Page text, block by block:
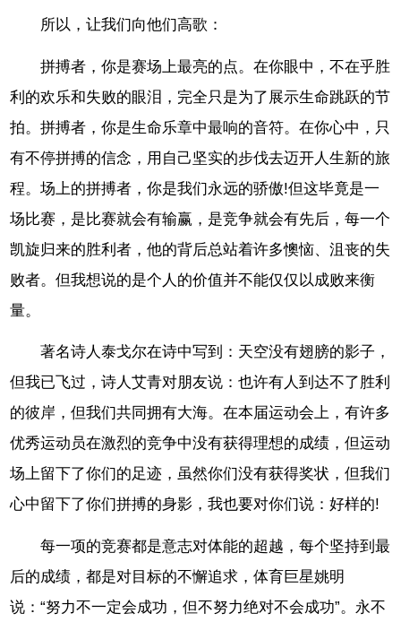
所以，让我们向他们高歌：
拼搏者，你是赛场上最亮的点。在你眼中，不在乎胜
利的欢乐和失败的眼泪，完全只是为了展示生命跳跃的节
拍。拼搏者，你是生命乐章中最响的音符。在你心中，只
有不停拼搏的信念，用自己坚实的步伐去迈开人生新的旅
程。场上的拼搏者，你是我们永远的骄傲!但这毕竟是一
场比赛，是比赛就会有输赢，是竞争就会有先后，每一个
凯旋归来的胜利者，他的背后总站着许多懊恼、沮丧的失
败者。但我想说的是个人的价值并不能仅仅以成败来衡
量。
著名诗人泰戈尔在诗中写到：天空没有翅膀的影子，
但我已飞过，诗人艾青对朋友说：也许有人到达不了胜利
的彼岸，但我们共同拥有大海。在本届运动会上，有许多
优秀运动员在激烈的竞争中没有获得理想的成绩，但运动
场上留下了你们的足迹，虽然你们没有获得奖状，但我们
心中留下了你们拼搏的身影，我也要对你们说：好样的!
每一项的竞赛都是意志对体能的超越，每个坚持到最
后的成绩，都是对目标的不懈追求，体育巨星姚明
说：“努力不一定会成功，但不努力绝对不会成功”。永不